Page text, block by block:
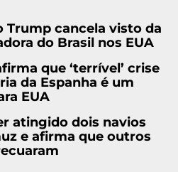
Trump cancela visto da
do Brasil nos EUA
que ‘terrível’ crise
da Espanha é um
EUA
atingido dois navios
e afirma que outros